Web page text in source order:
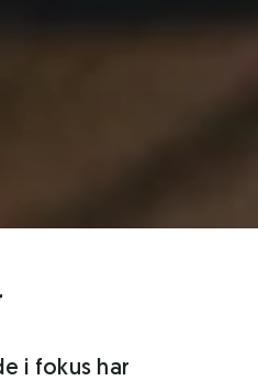
i fokus har